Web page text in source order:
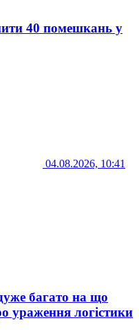
40 помешкань у
04.08.2026, 10:41
багато на що
ураження логістики